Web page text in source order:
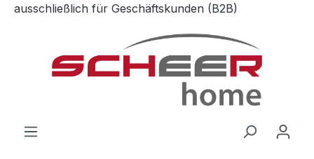
Zum Hauptinhalt springen
ausschließlich für Geschäftskunden (B2B)